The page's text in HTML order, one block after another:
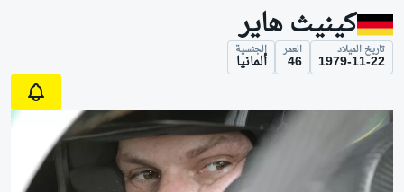
كينيث هاير
تاريخ الميلاد
1979-11-22
العمر
46
الجنسية
ألمانيا